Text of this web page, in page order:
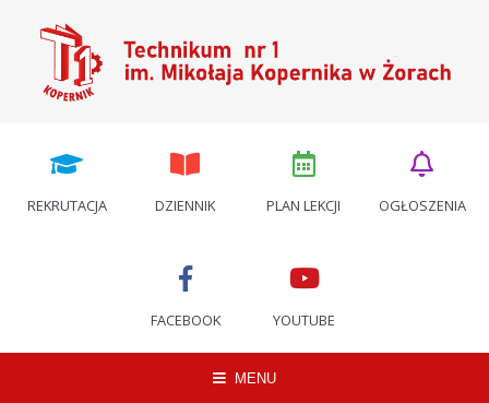
REKRUTACJA DZIENNIK PLAN LEKCJI OGŁOSZENIA
FACEBOOK YOUTUBE
MENU